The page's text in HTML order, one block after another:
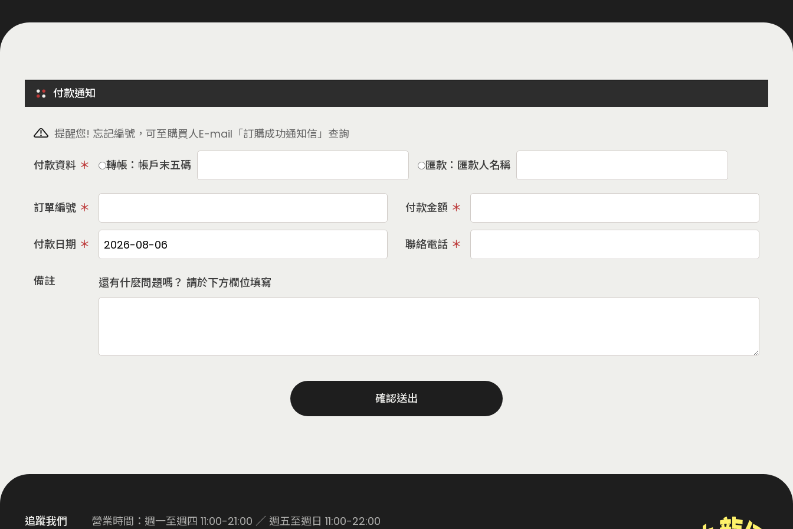
付款通知
提醒您! 忘記編號，可至購買人E-mail「訂購成功通知信」查詢
付款資料 轉帳：帳戶末五碼 匯款：匯款人名稱
訂單編號 付款金額
付款日期 聯絡電話
備註 還有什麼問題嗎？ 請於下方欄位填寫
確認送出
追蹤我們
營業時間：週一至週四 11:00-21:00 ／ 週五至週日 11:00-22:00